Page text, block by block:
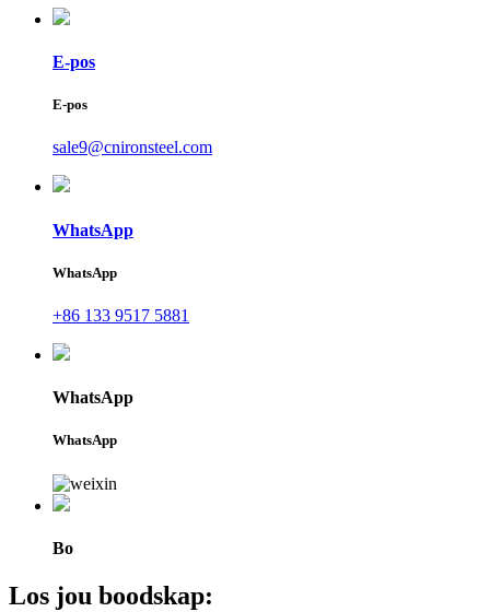
E-pos
E-pos
sale9@cnironsteel.com
WhatsApp
WhatsApp
+86 133 9517 5881
WhatsApp
WhatsApp
Bo
Los jou boodskap: